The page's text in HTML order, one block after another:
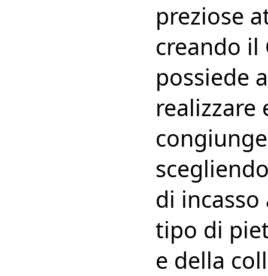
preziose
creando il
possiede
di
tipo di
e della